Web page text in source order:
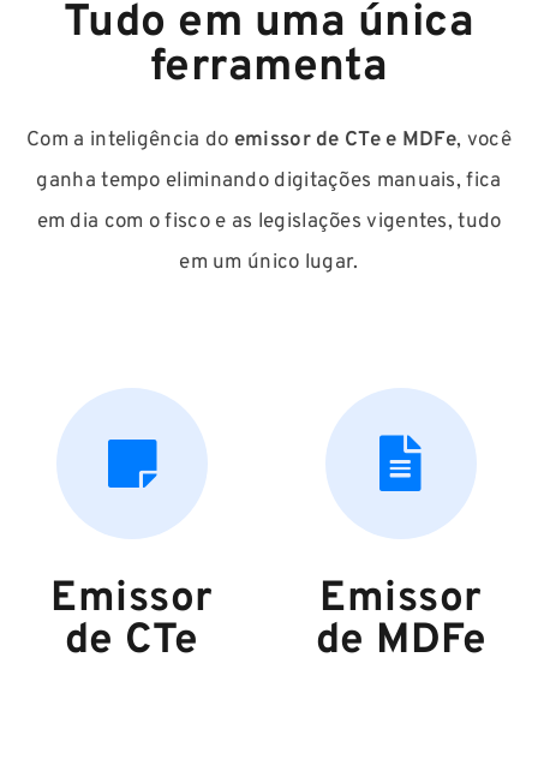
Tudo em uma única
ferramenta
Com a inteligência do emissor de CTe e MDFe, você
ganha tempo eliminando digitações manuais, fica
em dia com o fisco e as legislações vigentes, tudo
em um único lugar.
Emissor
de CTe
Emissor
de MDFe